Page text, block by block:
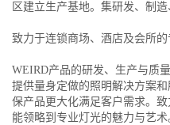
区建立生产基地。集研发、制造
致力于连锁商场、酒店及会所的
WEIRD产品的研发、生产与质
提供量身定做的照明解决方案
保产品更大化满足客户需求。
能领略到专业灯光的魅力与艺术